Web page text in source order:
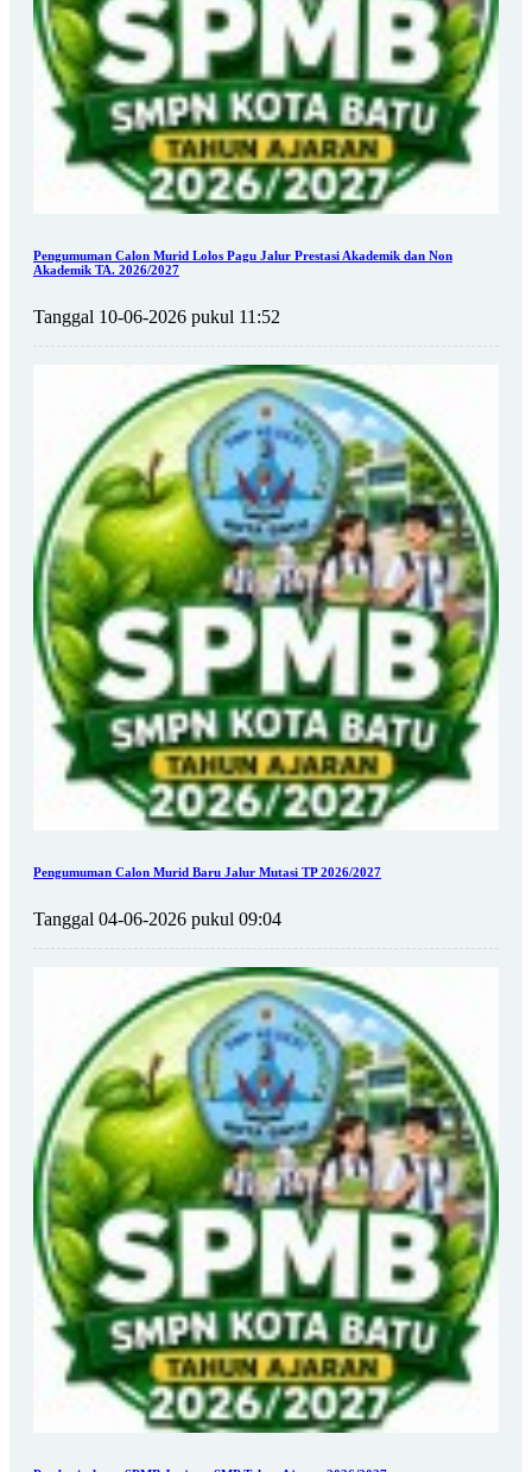
Pengumuman Calon Murid Lolos Pagu Jalur Prestasi Akademik dan Non
Akademik TA. 2026/2027
Tanggal 10-06-2026 pukul 11:52
Pengumuman Calon Murid Baru Jalur Mutasi TP 2026/2027
Tanggal 04-06-2026 pukul 09:04